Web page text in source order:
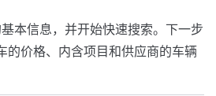
本信息，并开始快速搜索。下一步
的价格、内含项目和供应商的车辆